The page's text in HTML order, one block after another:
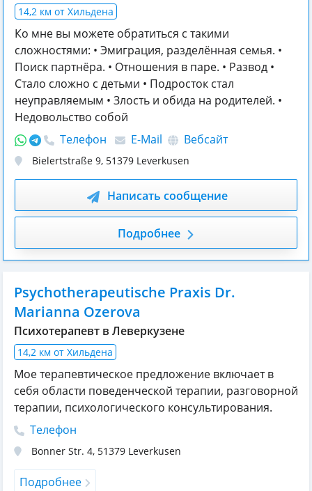
14,2 км от Хильдена
Ко мне вы можете обратиться с такими
сложностями: ‌• Эмиграция, разделённая семья. ‌•
Поиск партнёра. • Отношения в паре. ‌• Развод •
Стало сложно с детьми • Подросток стал
неуправляемым • Злость и обида на родителей. ‌•
Недовольство собой
Телефон
E-Mail Вебсайт
Bielertstraße 9, 51379 Leverkusen
Написать сообщение
Подробнее
Psychotherapeutische Praxis Dr.
Marianna Ozerova
Психотерапевт в Леверкузене
14,2 км от Хильдена
Мое терапевтическое предложение включает в
себя области поведенческой терапии, разговорной
терапии, психологического консультирования.
Телефон
Bonner Str. 4, 51379 Leverkusen
Подробнее